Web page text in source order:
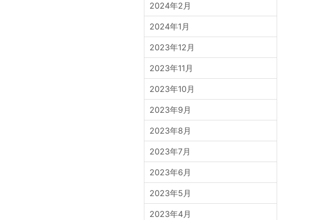
2024年2月
2024年1月
2023年12月
2023年11月
2023年10月
2023年9月
2023年8月
2023年7月
2023年6月
2023年5月
2023年4月